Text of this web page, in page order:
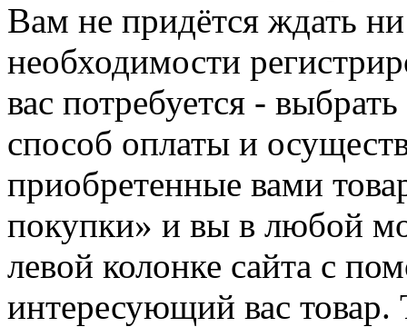
Вам не придётся ждать
необходимости
вас потребуется -
способ оплаты и
приобретенные вами
покупки» и вы в любой
левой колонке сайта с
интересующий вас